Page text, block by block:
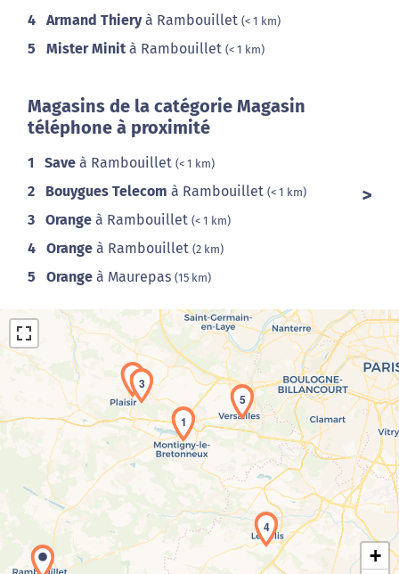
4 Armand Thieryà Rambouillet (< 1 km)
5 Mister Minit à Rambouillet (< 1 km)
Magasins de la catégorie Magasin
téléphone à proximité
1 Save à Rambouillet (< 1 km)
2 Bouygues Telecom à Rambouillet (< 1 km)
3 Orange à Rambouillet (< 1 km)
4 Orange à Rambouillet (2 km)
5 Orange à Maurepas (15 km)
Chargement de la carte en cours...
1
23
4
5
+